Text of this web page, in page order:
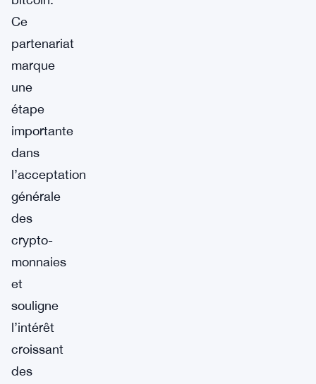
Ce
partenariat
marque
une
étape
importante
dans
l’acceptation
générale
des
crypto-
monnaies
et
souligne
l’intérêt
croissant
des